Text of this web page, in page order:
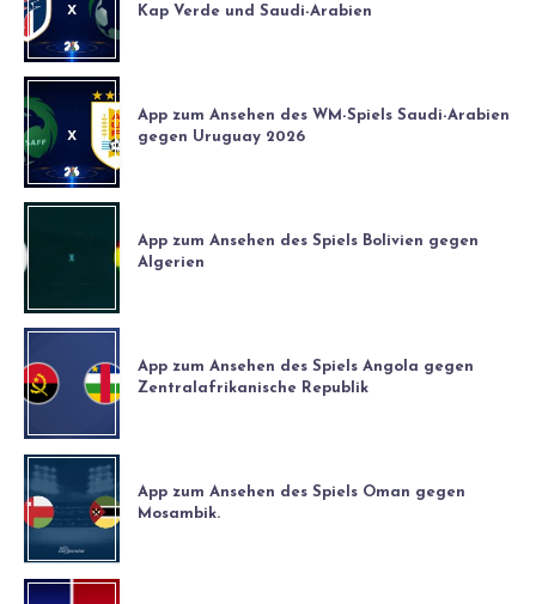
Kap Verde und Saudi-Arabien
App zum Ansehen des WM-Spiels Saudi-Arabien
gegen Uruguay 2026
App zum Ansehen des Spiels Bolivien gegen
Algerien
App zum Ansehen des Spiels Angola gegen
Zentralafrikanische Republik
App zum Ansehen des Spiels Oman gegen
Mosambik.